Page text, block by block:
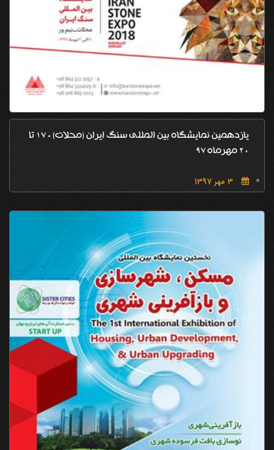
یازدهمین نمایشگاه بین المللی سنگ ایران (محلات) - 17 تا
20 مهرماه 97